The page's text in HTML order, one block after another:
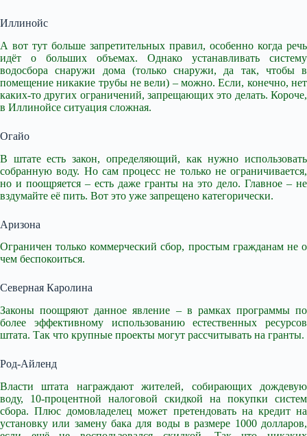
Иллинойс
А вот тут больше запретительных правил, особенно когда речь
идёт о больших объемах. Однако устанавливать систему
водосбора снаружи дома (только снаружи, да так, чтобы в
помещение никакие трубы не вели) – можно. Если, конечно, нет
каких-то других ограничений, запрещающих это делать. Короче,
в Иллинойсе ситуация сложная.
Огайо
В штате есть закон, определяющий, как нужно использовать
собранную воду. Но сам процесс не только не ограничивается,
но и поощряется – есть даже гранты на это дело. Главное – не
вздумайте её пить. Вот это уже запрещено категорически.
Аризона
Ограничен только коммерческий сбор, простым гражданам не о
чем беспокоиться.
Северная Каролина
Законы поощряют данное явление – в рамках программы по
более эффективному использованию естественных ресурсов
штата. Так что крупные проекты могут рассчитывать на гранты.
Род-Айленд
Власти штата награждают жителей, собирающих дождевую
воду, 10-процентной налоговой скидкой на покупки систем
сбора. Плюс домовладелец может претендовать на кредит на
установку или замену бака для воды в размере 1000 долларов,